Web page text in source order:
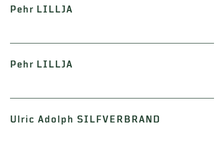
Pehr LILLJA
Pehr LILLJA
Ulric Adolph SILFVERBRAND